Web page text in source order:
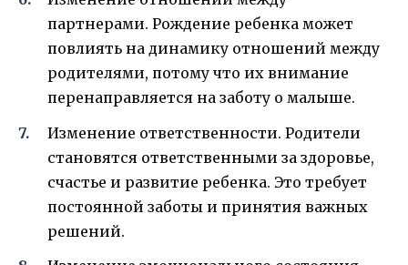
партнерами. Рождение ребенка может
повлиять на динамику отношений между
родителями, потому что их внимание
перенаправляется на заботу о малыше.
Изменение ответственности. Родители
становятся ответственными за здоровье,
счастье и развитие ребенка. Это требует
постоянной заботы и принятия важных
решений.